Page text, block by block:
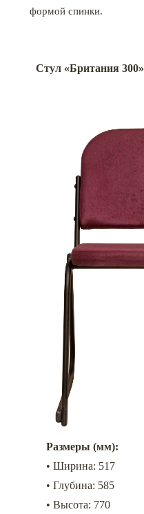
формой спинки.
Стул «Британия 300»
Размеры (мм):
• Ширина: 517
• Глубина: 585
• Высота: 770